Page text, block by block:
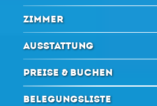
ZIMMER
AUSSTATTUNG
PREISE & BUCHEN
BELEGUNGSLISTE